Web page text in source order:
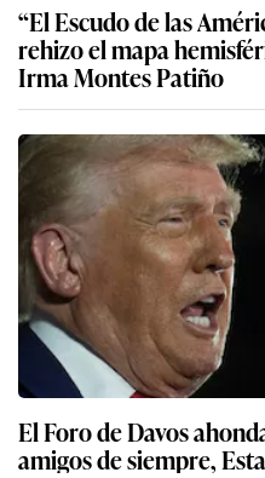
“El Escudo de las
rehizo el mapa
Irma Montes Patiño
El Foro de Davos
amigos de siempre,